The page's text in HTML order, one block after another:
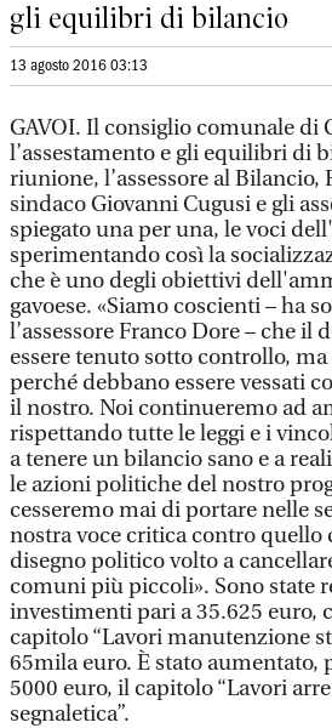
gli equilibri di bilancio
13 agosto 2016 03:13
GAVOI. Il consiglio comunale di
l’assestamento e gli equilibri di
riunione, l’assessore al Bilancio,
sindaco Giovanni Cugusi e gli
spiegato una per una, le voci
sperimentando così la
che è uno degli obiettivi
gavoese. «Siamo coscienti – ha
l’assessore Franco Dore – che il
essere tenuto sotto controllo,
perché debbano essere vessati
il nostro. Noi continueremo ad
rispettando tutte le leggi e i
a tenere un bilancio sano e a
le azioni politiche del nostro
cesseremo mai di portare nelle
nostra voce critica contro quello
disegno politico volto a
comuni più piccoli». Sono state
investimenti pari a 35.625 euro,
capitolo “Lavori manutenzione
65mila euro. È stato aumentato,
5000 euro, il capitolo “Lavori
segnaletica”.